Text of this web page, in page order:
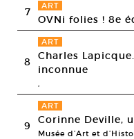
7 ART
OVNi folies ! 8e
8
ART
Charles
inconnue
,
9
ART
Corinne Deville,
Musée d’Art et